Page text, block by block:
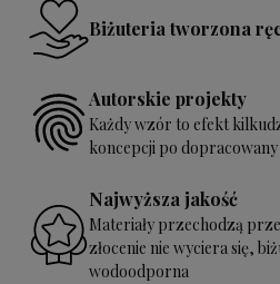
Biżuteria tworzona
Autorskie projekty
Każdy wzór to efekt
koncepcji po
Najwyższa jakość
Materiały przechodzą
złocenie nie wyciera się,
wodoodporna